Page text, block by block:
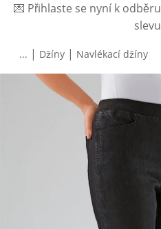
💌 Přihlaste se nyní k odběru
slevu
... | Džíny | Navlékací džíny